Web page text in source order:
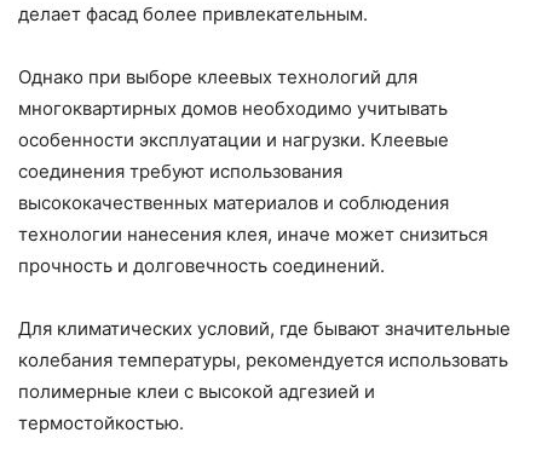
делает фасад более привлекательным.
Однако при выборе клеевых технологий для
многоквартирных домов необходимо учитывать
особенности эксплуатации и нагрузки. Клеевые
соединения требуют использования
высококачественных материалов и соблюдения
технологии нанесения клея, иначе может снизиться
прочность и долговечность соединений.
Для климатических условий, где бывают значительные
колебания температуры, рекомендуется использовать
полимерные клеи с высокой адгезией и
термостойкостью.